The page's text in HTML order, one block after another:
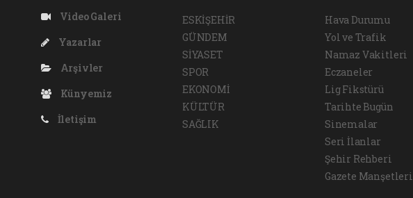
Video Galeri
Yazarlar
Arşivler
Künyemiz
İletişim
ESKİŞEHİR
GÜNDEM
SİYASET
SPOR
EKONOMİ
KÜLTÜR
SAĞLIK
Hava Durumu
Yol ve Trafik
Namaz Vakitleri
Eczaneler
Lig Fikstürü
Tarihte Bugün
Sinemalar
Seri İlanlar
Şehir Rehberi
Gazete Manşetleri